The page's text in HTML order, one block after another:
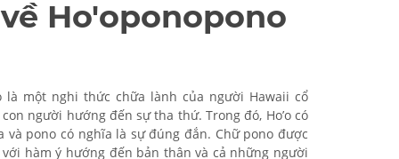
Ho'oponopono
là một nghi thức chữa lành của người Hawaii cổ
người hướng đến sự tha thứ. Trong đó, Ho’o có
và pono có nghĩa là sự đúng đắn. Chữ pono được
hàm ý hướng đến bản thân và cả những người